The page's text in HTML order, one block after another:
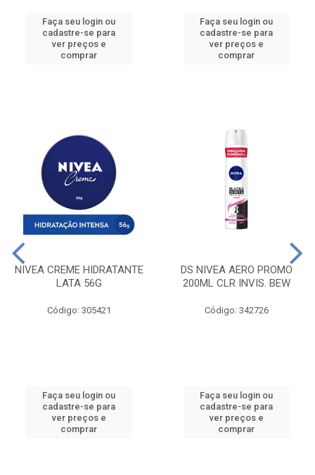
Faça seu login ou
cadastre-se para
ver preços e
comprar
Faça seu login ou
cadastre-se para
ver preços e
comprar
NIVEA CREME HIDRATANTE
LATA 56G
Código: 305421
Faça seu login ou
cadastre-se para
ver preços e
comprar
DS NIVEA AERO PROMO
200ML CLR INVIS. BEW
Código: 342726
Faça seu login ou
cadastre-se para
ver preços e
comprar